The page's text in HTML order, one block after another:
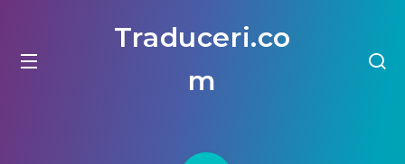
Traduceri.co
m